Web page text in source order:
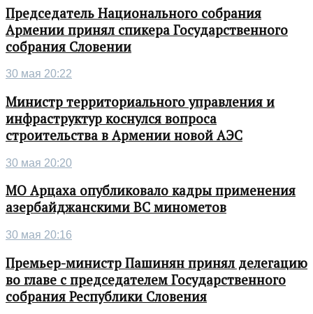
Председатель Национального собрания
Армении принял спикера Государственного
собрания Словении
30 мая 20:22
Министр территориального управления и
инфраструктур коснулся вопроса
строительства в Армении новой АЭС
30 мая 20:20
МО Арцаха опубликовало кадры применения
азербайджанскими ВС минометов
30 мая 20:16
Премьер-министр Пашинян принял делегацию
во главе с председателем Государственного
собрания Республики Словения